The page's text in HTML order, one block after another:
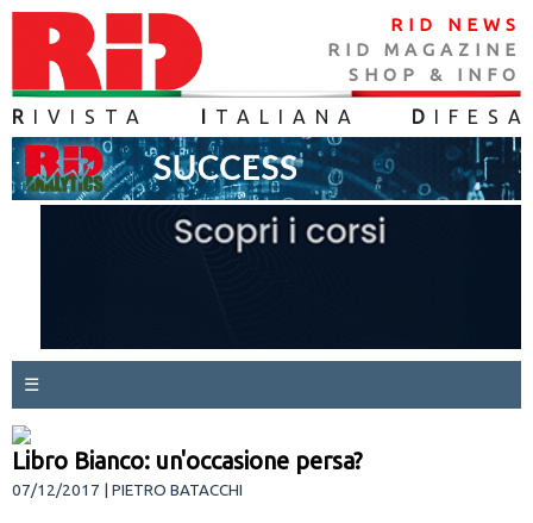
RID NEWS
RID MAGAZINE
SHOP & INFO
R IVISTA TALIANA D IFES A
☰
Libro Bianco: un'occasione persa?
07/12/2017 | PIETRO BATACCHI